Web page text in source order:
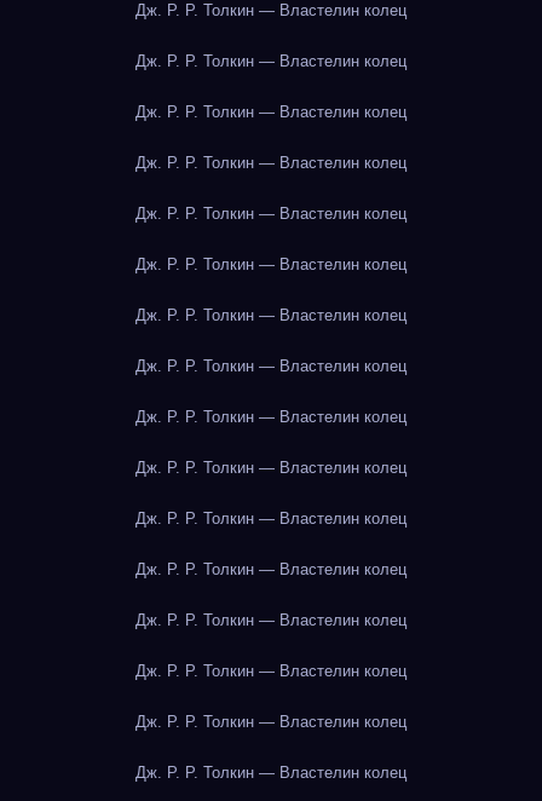
Дж. Р. Р. Толкин — Властелин колец
Дж. Р. Р. Толкин — Властелин колец
Дж. Р. Р. Толкин — Властелин колец
Дж. Р. Р. Толкин — Властелин колец
Дж. Р. Р. Толкин — Властелин колец
Дж. Р. Р. Толкин — Властелин колец
Дж. Р. Р. Толкин — Властелин колец
Дж. Р. Р. Толкин — Властелин колец
Дж. Р. Р. Толкин — Властелин колец
Дж. Р. Р. Толкин — Властелин колец
Дж. Р. Р. Толкин — Властелин колец
Дж. Р. Р. Толкин — Властелин колец
Дж. Р. Р. Толкин — Властелин колец
Дж. Р. Р. Толкин — Властелин колец
Дж. Р. Р. Толкин — Властелин колец
Дж. Р. Р. Толкин — Властелин колец